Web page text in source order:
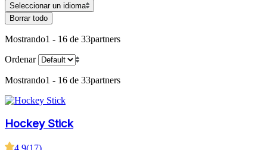
Seleccionar un idioma
Borrar todo
Mostrando1 - 16 de 33partners
Ordenar
Mostrando1 - 16 de 33partners
Hockey Stick
4.9(17)